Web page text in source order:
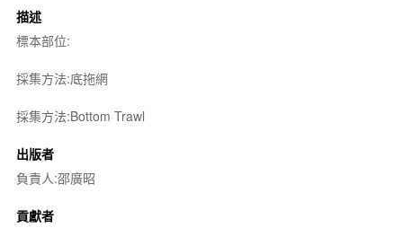
描述
標本部位:
採集方法:底拖網
採集方法:Bottom Trawl
出版者
負責人:邵廣昭
貢獻者